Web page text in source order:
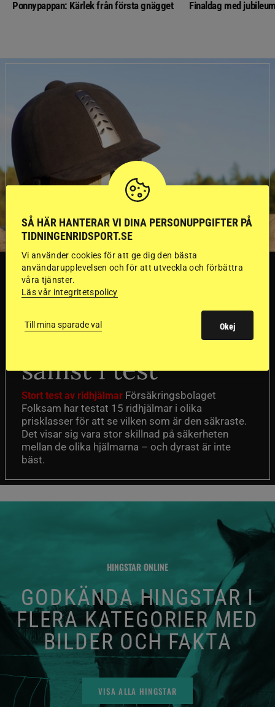
Ponnypappan: Kärlek från första gnägget Finaldag med
SVERIGE
Dyraste
ridhjälmarna blev
sämst i test
Stort test av ridhjälmar Försäkringsbolaget
Folksam har testat 15 ridhjälmar i olika
prisklasser för att se vilken som är den säkraste.
Det visar sig vara stor skillnad på säkerheten
mellan de olika hjälmarna – och dyrast är inte
bäst.
HINGSTAR ONLINE
GODKÄNDA HINGSTAR I
FLERA KATEGORIER MED
BILDER OCH FAKTA
VISA ALLA HINGSTAR
SÅ HÄR HANTERAR VI DINA PERSONUPPGIFTER PÅ
TIDNINGENRIDSPORT.SE
Vi använder cookies för att ge dig den bästa
användarupplevelsen och för att utveckla och förbättra
våra tjänster.
Läs vår integritetspolicy
Till mina sparade val Okej